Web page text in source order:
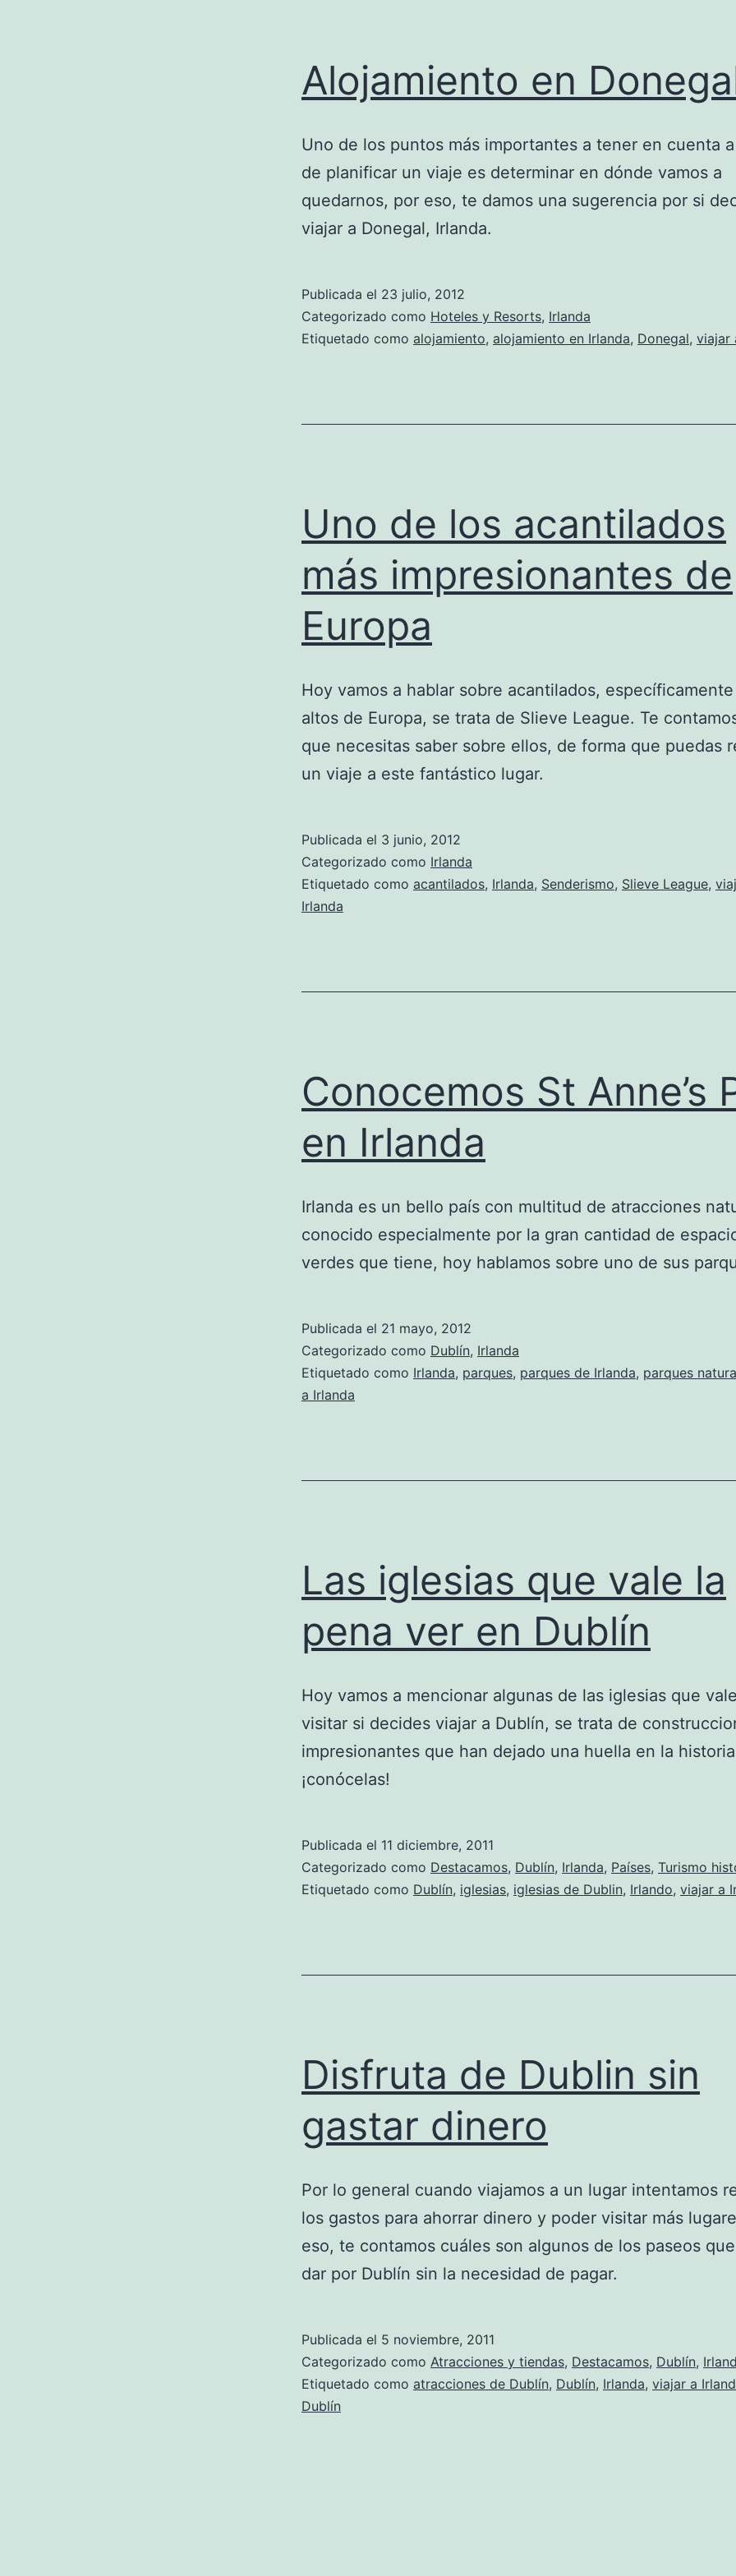
Alojamiento en
Uno de los puntos más importantes a tener en cuenta
de planificar un viaje es determinar en dónde vamos a
quedarnos, por eso, te damos una sugerencia por si
viajar a Donegal, Irlanda.
Publicada el 23 julio, 2012
Categorizado como Hoteles y Resorts, Irlanda
Etiquetado como alojamiento, alojamiento en Irlanda, Donegal, viajar
Uno de los acantilados
más impresionantes de
Europa
Hoy vamos a hablar sobre acantilados,
altos de Europa, se trata de Slieve League. Te
que necesitas saber sobre ellos, de forma que puedas
un viaje a este fantástico lugar.
Publicada el 3 junio, 2012
Categorizado como Irlanda
Etiquetado como acantilados, Irlanda, Senderismo, Slieve League,
Irlanda
Conocemos St Anne’s
en Irlanda
Irlanda es un bello país con multitud de atracciones
conocido especialmente por la gran cantidad de
verdes que tiene, hoy hablamos sobre uno de sus
Publicada el 21 mayo, 2012
Categorizado como Dublín, Irlanda
Etiquetado como Irlanda, parques, parques de Irlanda, parques
a Irlanda
Las iglesias que vale la
pena ver en Dublín
Hoy vamos a mencionar algunas de las iglesias que
visitar si decides viajar a Dublín, se trata de
impresionantes que han dejado una huella en la
¡conócelas!
Publicada el 11 diciembre, 2011
Categorizado como Destacamos, Dublín, Irlanda, Países, Turismo
Etiquetado como Dublín, iglesias, iglesias de Dublin, Irlando, viajar a
Disfruta de Dublin sin
gastar dinero
Por lo general cuando viajamos a un lugar intentamos
los gastos para ahorrar dinero y poder visitar más
eso, te contamos cuáles son algunos de los paseos
dar por Dublín sin la necesidad de pagar.
Publicada el 5 noviembre, 2011
Categorizado como Atracciones y tiendas, Destacamos, Dublín,
Etiquetado como atracciones de Dublín, Dublín, Irlanda, viajar a
Dublín